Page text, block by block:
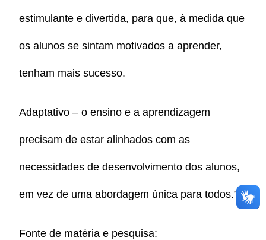
estimulante e divertida, para que, à medida que
os alunos se sintam motivados a aprender,
tenham mais sucesso.
Adaptativo – o ensino e a aprendizagem
precisam de estar alinhados com as
necessidades de desenvolvimento dos alunos,
em vez de uma abordagem única para todos.”.
Fonte de matéria e pesquisa: